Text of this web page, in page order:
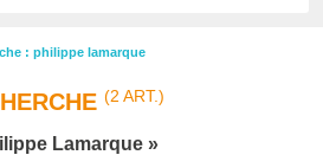
: philippe lamarque
(2 ART.)
Lamarque